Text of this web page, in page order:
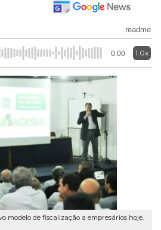
readme
0:00 1.0x
modelo de fiscalização a empresários hoje.